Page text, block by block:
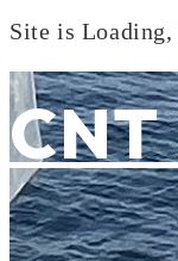
Site is Loading,
to
content